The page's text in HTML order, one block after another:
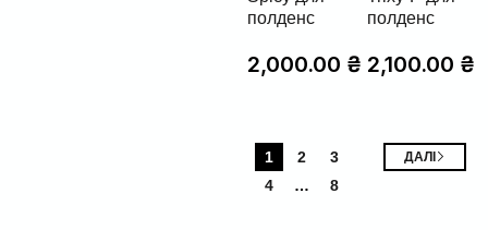
полденс
2,000.00 ₴
полденс
2,100.00 ₴
1 2
3
4
… 8
ДАЛІ